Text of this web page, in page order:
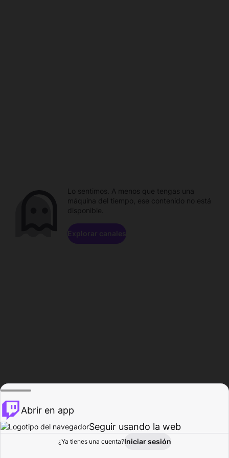
Explorar Actividad
Lo sentimos. A menos que tengas una
máquina del tiempo, ese contenido no está
disponible.
Explorar canales
Abrir en app
Seguir usando la web
¿Ya tienes una cuenta?Iniciar sesión